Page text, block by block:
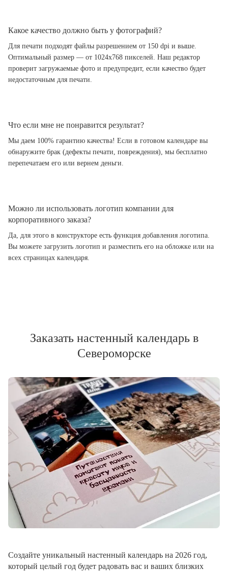
Какое качество должно быть у фотографий?
Для печати подходят файлы разрешением от 150 dpi и выше.
Оптимальный размер — от 1024x768 пикселей. Наш редактор
проверит загружаемые фото и предупредит, если качество будет
недостаточным для печати.
Что если мне не понравится результат?
Мы даем 100% гарантию качества! Если в готовом календаре вы
обнаружите брак (дефекты печати, повреждения), мы бесплатно
перепечатаем его или вернем деньги.
Можно ли использовать логотип компании для
корпоративного заказа?
Да, для этого в конструкторе есть функция добавления логотипа.
Вы можете загрузить логотип и разместить его на обложке или на
всех страницах календаря.
Заказать настенный календарь в
Североморске
Создайте уникальный настенный календарь на 2026 год,
который целый год будет радовать вас и ваших близких